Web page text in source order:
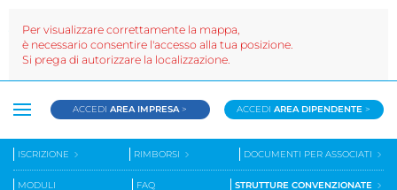
ACCEDIAREA IMPRESA > ACCEDIAREA DIPENDENTE >
ISCRIZIONE RIMBORSI DOCUMENTI PER ASSOCIATI
MODULI FAQ STRUTTURE CONVENZIONATE
Per visualizzare correttamente la mappa,
è necessario consentire l'accesso alla tua posizione.
Si prega di autorizzare la localizzazione.